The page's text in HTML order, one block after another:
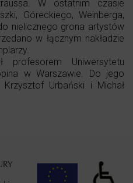
W ostatnim czasie
Góreckiego, Weinberga,
nielicznego grona artystów
w łącznym nakładzie
Uniwersytetu
w Warszawie. Do jego
Urbański i Michał